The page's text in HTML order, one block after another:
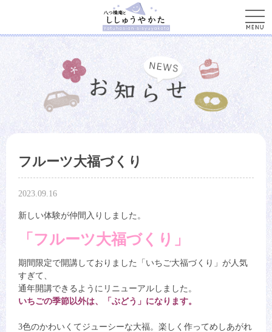
フルーツ大福づくり
2023.09.16
新しい体験が仲間入りしました。
「フルーツ大福づくり」
期間限定で開講しておりました「いちご大福づくり」が人気
すぎて、
通年開講できるようにリニューアルしました。
いちごの季節以外は、「ぶどう」になります。
3色のかわいくてジューシーな大福。楽しく作ってめしあがれ